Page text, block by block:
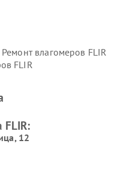
Ремонт влагомеров FLIR
FLIR
FLIR:
12